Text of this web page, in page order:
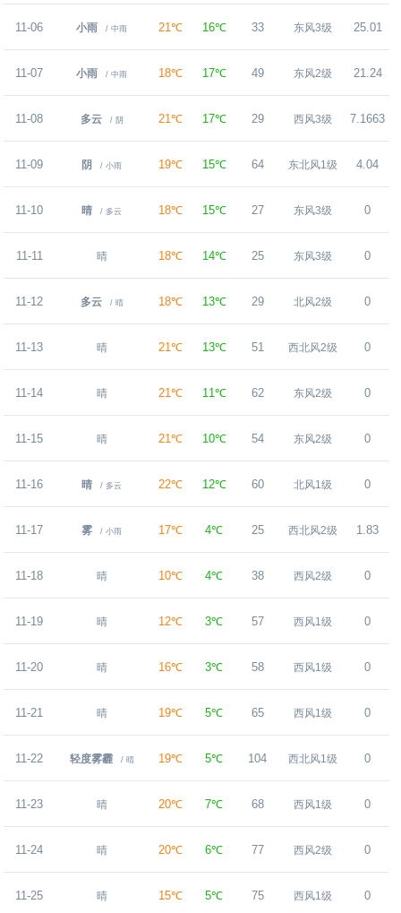
11-06 小雨 / 中雨 21℃ 16℃ 33 东风3级 25.01
11-07 小雨 / 中雨 18℃ 17℃ 49 东风2级 21.24
11-08 多云 / 阴 21℃ 17℃ 29 西风3级 7.1663
11-09 阴 / 小雨 19℃ 15℃ 64 东北风1级 4.04
11-10 晴 / 多云 18℃ 15℃ 27 东风3级 0
11-11 晴 18℃ 14℃ 25 东风3级 0
11-12 多云 / 晴 18℃ 13℃ 29 北风2级 0
11-13 晴 21℃ 13℃ 51 西北风2级 0
11-14 晴 21℃ 11℃ 62 东风2级 0
11-15 晴 21℃ 10℃ 54 东风2级 0
11-16 晴 / 多云 22℃ 12℃ 60 北风1级 0
11-17 雾 / 小雨 17℃ 4℃ 25 西北风2级 1.83
11-18 晴 10℃ 4℃ 38 西风2级 0
11-19 晴 12℃ 3℃ 57 西风1级 0
11-20 晴 16℃ 3℃ 58 西风1级 0
11-21 晴 19℃ 5℃ 65 西风1级 0
11-22 轻度雾霾 / 晴 19℃ 5℃ 104 西北风1级 0
11-23 晴 20℃ 7℃ 68 西风1级 0
11-24 晴 20℃ 6℃ 77 西风2级 0
11-25 晴 15℃ 5℃ 75 西风1级 0